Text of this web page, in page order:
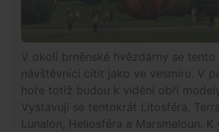
V okolí brněnské hvězdárny se
návštěvníci cítit jako ve vesmíru. V
hoře totiž budou k vidění obří
Vystavují se tentokrát Litosféra,
Lunalón, Heliosféra a Marsmeloun. K